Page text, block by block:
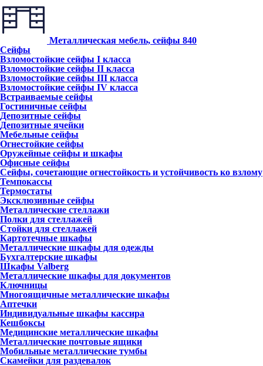
Металлическая мебель, сейфы 840
Сейфы
Взломостойкие сейфы I класса
Взломостойкие сейфы II класса
Взломостойкие сейфы III класса
Взломостойкие сейфы IV класса
Встраиваемые сейфы
Гостиничные сейфы
Депозитные сейфы
Депозитные ячейки
Мебельные сейфы
Огнестойкие сейфы
Оружейные сейфы и шкафы
Офисные сейфы
Сейфы, сочетающие огнестойкость и устойчивость ко взлому
Темпокассы
Термостаты
Эксклюзивные сейфы
Металлические стеллажи
Полки для стеллажей
Стойки для стеллажей
Картотечные шкафы
Металлические шкафы для одежды
Бухгалтерские шкафы
Шкафы Valberg
Металлические шкафы для документов
Ключницы
Многоящичные металлические шкафы
Аптечки
Индивидуальные шкафы кассира
Кешбоксы
Медицинские металлические шкафы
Металлические почтовые ящики
Мобильные металлические тумбы
Скамейки для раздевалок